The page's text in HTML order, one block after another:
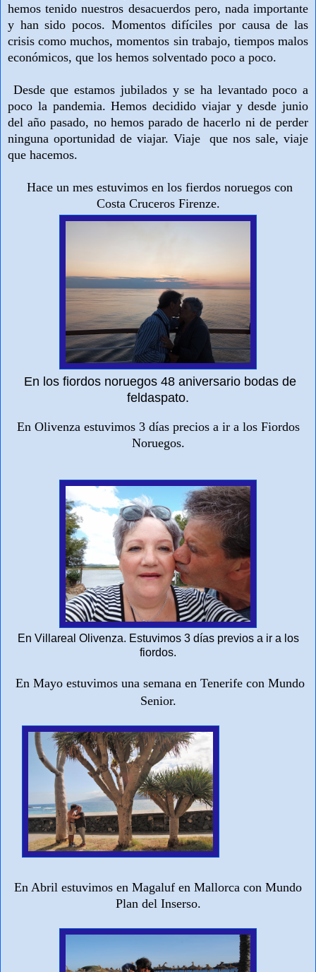
hemos tenido nuestros desacuerdos pero, nada importante
y han sido pocos. Momentos difíciles por causa de las
crisis como muchos, momentos sin trabajo, tiempos malos
económicos, que los hemos solventado poco a poco.
Desde que estamos jubilados y se ha levantado poco a
poco la pandemia. Hemos decidido viajar y desde junio
del año pasado, no hemos parado de hacerlo ni de perder
ninguna oportunidad de viajar. Viaje que nos sale, viaje
que hacemos.
Hace un mes estuvimos en los fierdos noruegos con
Costa Cruceros Firenze.
En los fiordos noruegos 48 aniversario bodas de
feldaspato.
En Olivenza estuvimos 3 días precios a ir a los Fiordos
Noruegos.
En Villareal Olivenza. Estuvimos 3 días previos a ir a los
fiordos.
En Mayo estuvimos una semana en Tenerife con Mundo
Senior.
En Abril estuvimos en Magaluf en Mallorca con Mundo
Plan del Inserso.